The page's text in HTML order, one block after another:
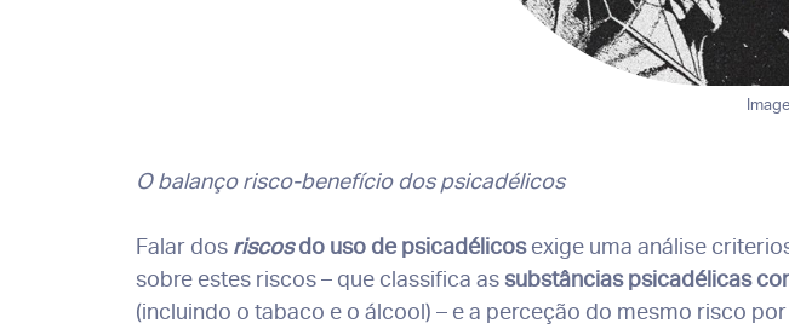
O balanço risco-benefício dos psicadélicos
Falar dos riscosdo uso de psicadélicosexige uma análise
sobre estes riscos – que classifica assubstâncias psicadélicas
(incluindo o tabaco e o álcool) – e a perceção do mesmo risco